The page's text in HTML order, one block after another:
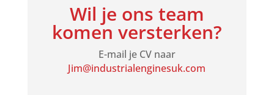
Wil je ons team
komen versterken?
E-mail je CV naar
Jim@industrialenginesuk.com